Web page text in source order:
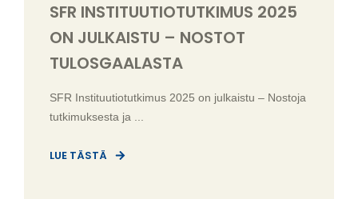
SFR INSTITUUTIOTUTKIMUS 2025
ON JULKAISTU – NOSTOT
TULOSGAALASTA
SFR Instituutiotutkimus 2025 on julkaistu – Nostoja
tutkimuksesta ja ...
LUE TÄSTÄ